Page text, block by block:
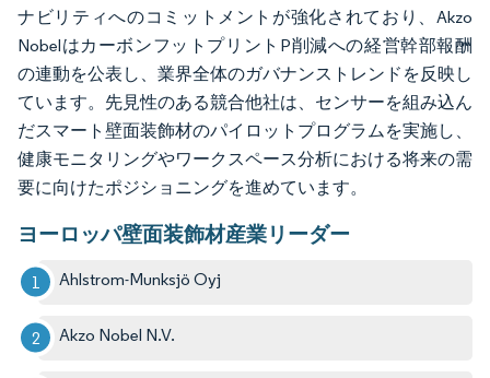
ナビリティへのコミットメントが強化されており、Akzo
NobelはカーボンフットプリントP削減への経営幹部報酬
の連動を公表し、業界全体のガバナンストレンドを反映し
ています。先見性のある競合他社は、センサーを組み込ん
だスマート壁面装飾材のパイロットプログラムを実施し、
健康モニタリングやワークスペース分析における将来の需
要に向けたポジショニングを進めています。
ヨーロッパ壁面装飾材産業リーダー
Ahlstrom-Munksjö Oyj
Akzo Nobel N.V.